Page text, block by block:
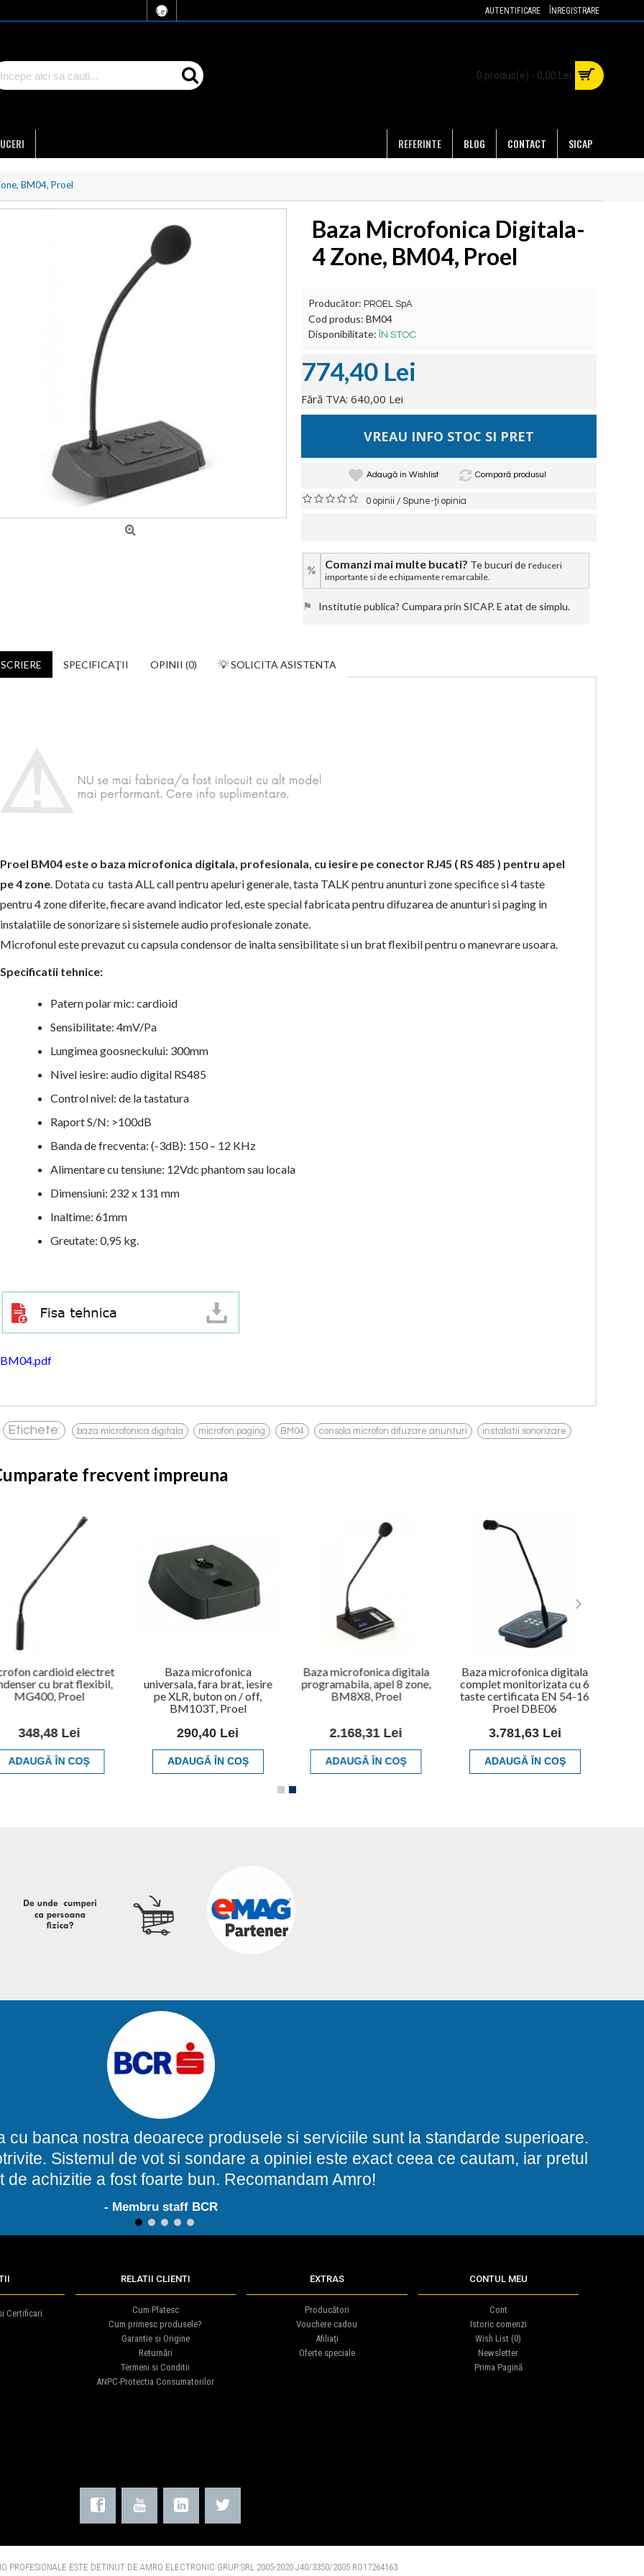
Lei AUTENTIFICARE ÎNREGISTRARE
0 produs(e) - 0,00 Lei
SICAP
CONTACT
BLOG
REFERINTE
BM04, Proel
Baza Microfonica Digitala-
4 Zone, BM04, Proel
Producător: PROEL SpA
Cod produs: BM04
Disponibilitate: ÎN STOC
774,40 Lei
Fără TVA: 640,00 Lei
VREAU INFO STOC SI PRET
Adaugă in Wishlist Compară produsul
0 opinii /Spune-ţi opinia
% Comanzi mai multe bucati? Te bucuri de reduceri
importante si de echipamente remarcabile.
⚑ Institutie publica? Cumpara prin SICAP. E atat de simplu.
SPECIFICAŢII OPINII (0) 💡 SOLICITA ASISTENTA
Proel BM04 este o baza microfonica digitala, profesionala, cu iesire pe conector RJ45 ( RS 485 ) pentru apel
pe 4 zone. Dotata cu tasta ALL call pentru apeluri generale, tasta TALK pentru anunturi zone specifice si 4 taste
pentru 4 zone diferite, fiecare avand indicator led, este special fabricata pentru difuzarea de anunturi si paging in
instalatiile de sonorizare si sistemele audio profesionale zonate.
Microfonul este prevazut cu capsula condensor de inalta sensibilitate si un brat flexibil pentru o manevrare usoara.
Specificatii tehnice:
Patern polar mic: cardioid
Sensibilitate: 4mV/Pa
Lungimea goosneckului: 300mm
Nivel iesire: audio digital RS485
Control nivel: de la tastatura
Raport S/N: >100dB
Banda de frecventa: (-3dB): 150 – 12 KHz
Alimentare cu tensiune: 12Vdc phantom sau locala
Dimensiuni: 232 x 131 mm
Inaltime: 61mm
Greutate: 0,95 kg.
BM04.pdf
Etichete: baza microfonica digitala , microfon paging , BM04 , consola microfon difuzare anunturi , instalatii sonorizare
frecvent impreuna
cardioid electret
cu brat flexibil,
MG400, Proel
348,48 Lei
ADAUGĂ ÎN COŞ
Baza microfonica
universala, fara brat, iesire
pe XLR, buton on / off,
BM103T, Proel
290,40 Lei
ADAUGĂ ÎN COŞ
Baza microfonica digitala
programabila, apel 8 zone,
BM8X8, Proel
2.168,31 Lei
ADAUGĂ ÎN COŞ
Baza microfonica digitala
complet monitorizata cu 6
taste certificata EN 54-16
Proel DBE06
3.781,63 Lei
ADAUGĂ ÎN COŞ
cu banca nostra deoarece produsele si serviciile sunt la standarde superioare.
Sistemul de vot si sondare a opiniei este exact ceea ce cautam, iar pretul
de achizitie a fost foarte bun. Recomandam Amro!
- Membru staff BCR
1 2 3 4 5
Certificari
RELATII CLIENTI
Cum Platesc
Cum primesc produsele?
Garantie si Origine
Returnări
Termeni si Conditii
ANPC-Protectia Consumatorilor
EXTRAS
Producători
Vouchere cadou
Afiliaţi
Oferte speciale
CONTUL MEU
Cont
Istoric comenzi
Wish List (0)
Newsletter
Prima Pagină
PROFESIONALE ESTE DETINUT DE AMRO ELECTRONIC GRUP SRL 2005-2020 J40/3350/2005 RO17264163